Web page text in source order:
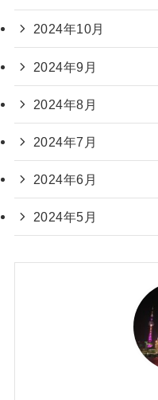
2024年10月
2024年9月
2024年8月
2024年7月
2024年6月
2024年5月